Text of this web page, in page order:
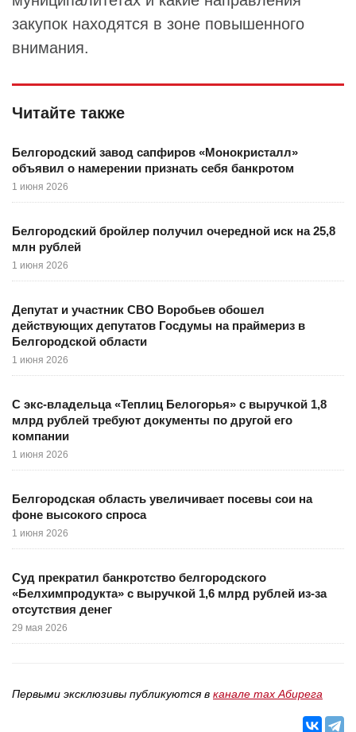
закупок находятся в зоне повышенного
внимания.
Читайте также
Белгородский завод сапфиров «Монокристалл»
объявил о намерении признать себя банкротом
1 июня 2026
Белгородский бройлер получил очередной иск на 25,8
млн рублей
1 июня 2026
Депутат и участник СВО Воробьев обошел
действующих депутатов Госдумы на праймериз в
Белгородской области
1 июня 2026
С экс-владельца «Теплиц Белогорья» с выручкой 1,8
млрд рублей требуют документы по другой его
компании
1 июня 2026
Белгородская область увеличивает посевы сои на
фоне высокого спроса
1 июня 2026
Суд прекратил банкротство белгородского
«Белхимпродукта» с выручкой 1,6 млрд рублей из-за
отсутствия денег
29 мая 2026
Первыми эксклюзивы публикуются в канале max Абирега